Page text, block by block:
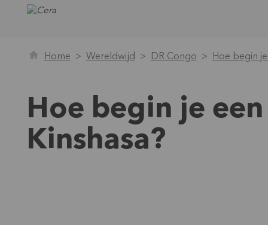
Home Wereldwijd DR Congo Hoe begin
Hoe begin je
Kinshasa?